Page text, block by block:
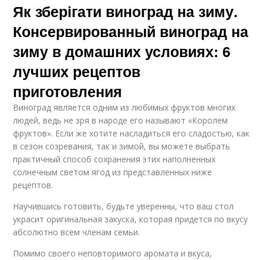
Як зберігати виноград на зиму.
Консервированный виноград на
зиму в домашних условиях: 6
лучших рецептов
приготовления
Виноград является одним из любимых фруктов многих
людей, ведь не зря в народе его называют «Королем
фруктов». Если же хотите насладиться его сладостью, как
в сезон созревания, так и зимой, вы можете выбрать
практичный способ сохранения этих наполненных
солнечным светом ягод из представленных ниже
рецептов.
Научившись готовить, будьте уверенны, что ваш стол
украсит оригинальная закуска, которая придется по вкусу
абсолютно всем членам семьи.
Помимо своего неповторимого аромата и вкуса,